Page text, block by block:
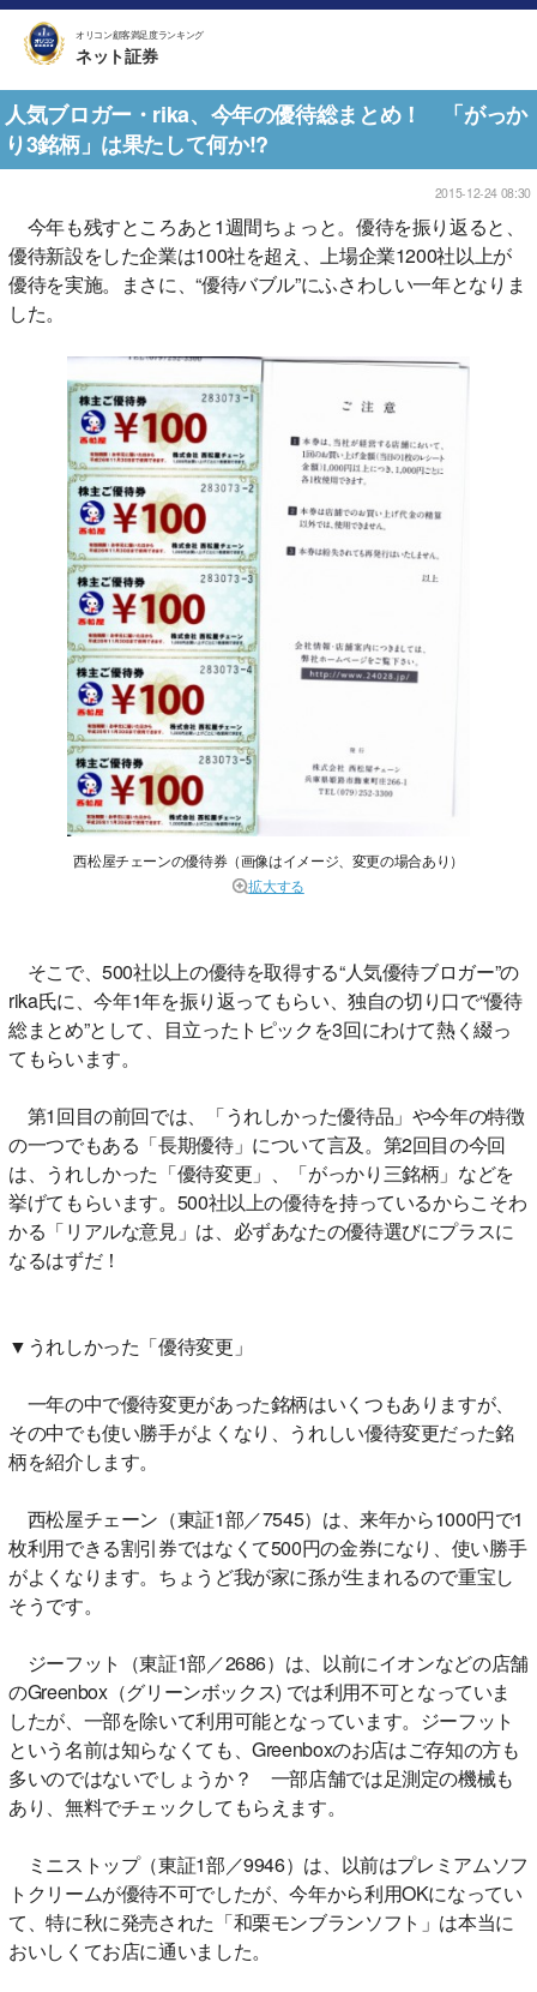
オリコン顧客満足度ランキング
ネット証券
人気ブロガー・rika、今年の優待総まとめ！ 「がっか
り3銘柄」は果たして何か!?
2015-12-24 08:30
今年も残すところあと1週間ちょっと。優待を振り返ると、
優待新設をした企業は100社を超え、上場企業1200社以上が
優待を実施。まさに、“優待バブル”にふさわしい一年となりま
した。
西松屋チェーンの優待券（画像はイメージ、変更の場合あり）
拡大する
そこで、500社以上の優待を取得する“人気優待ブロガー”の
rika氏に、今年1年を振り返ってもらい、独自の切り口で“優待
総まとめ”として、目立ったトピックを3回にわけて熱く綴っ
てもらいます。
第1回目の前回では、「うれしかった優待品」や今年の特徴
の一つでもある「長期優待」について言及。第2回目の今回
は、うれしかった「優待変更」、「がっかり三銘柄」などを
挙げてもらいます。500社以上の優待を持っているからこそわ
かる「リアルな意見」は、必ずあなたの優待選びにプラスに
なるはずだ！
▼うれしかった「優待変更」
一年の中で優待変更があった銘柄はいくつもありますが、
その中でも使い勝手がよくなり、うれしい優待変更だった銘
柄を紹介します。
西松屋チェーン（東証1部／7545）は、来年から1000円で1
枚利用できる割引券ではなくて500円の金券になり、使い勝手
がよくなります。ちょうど我が家に孫が生まれるので重宝し
そうです。
ジーフット（東証1部／2686）は、以前にイオンなどの店舗
のGreenbox（グリーンボックス) では利用不可となっていま
したが、一部を除いて利用可能となっています。ジーフット
という名前は知らなくても、Greenboxのお店はご存知の方も
多いのではないでしょうか？ 一部店舗では足測定の機械も
あり、無料でチェックしてもらえます。
ミニストップ（東証1部／9946）は、以前はプレミアムソフ
トクリームが優待不可でしたが、今年から利用OKになってい
て、特に秋に発売された「和栗モンブランソフト」は本当に
おいしくてお店に通いました。